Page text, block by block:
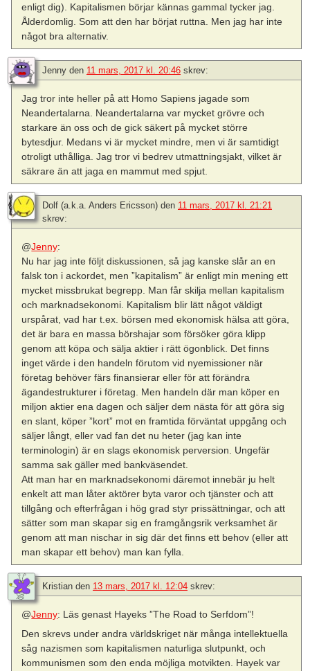
enligt dig). Kapitalismen börjar kännas gammal tycker jag.
Ålderdomlig. Som att den har börjat ruttna. Men jag har inte
något bra alternativ.
Jenny den 11 mars, 2017 kl. 20:46 skrev:
Jag tror inte heller på att Homo Sapiens jagade som
Neandertalarna. Neandertalarna var mycket grövre och
starkare än oss och de gick säkert på mycket större
bytesdjur. Medans vi är mycket mindre, men vi är samtidigt
otroligt uthålliga. Jag tror vi bedrev utmattningsjakt, vilket är
säkrare än att jaga en mammut med spjut.
Dolf (a.k.a. Anders Ericsson) den 11 mars, 2017 kl. 21:21
skrev:
@Jenny:
Nu har jag inte följt diskussionen, så jag kanske slår an en
falsk ton i ackordet, men ”kapitalism” är enligt min mening ett
mycket missbrukat begrepp. Man får skilja mellan kapitalism
och marknadsekonomi. Kapitalism blir lätt något väldigt
urspårat, vad har t.ex. börsen med ekonomisk hälsa att göra,
det är bara en massa börshajar som försöker göra klipp
genom att köpa och sälja aktier i rätt ögonblick. Det finns
inget värde i den handeln förutom vid nyemissioner när
företag behöver färs finansierar eller för att förändra
ägandestrukturer i företag. Men handeln där man köper en
miljon aktier ena dagen och säljer dem nästa för att göra sig
en slant, köper ”kort” mot en framtida förväntat uppgång och
säljer långt, eller vad fan det nu heter (jag kan inte
terminologin) är en slags ekonomisk perversion. Ungefär
samma sak gäller med bankväsendet.
Att man har en marknadsekonomi däremot innebär ju helt
enkelt att man låter aktörer byta varor och tjänster och att
tillgång och efterfrågan i hög grad styr prissättningar, och att
sätter som man skapar sig en framgångsrik verksamhet är
genom att man nischar in sig där det finns ett behov (eller att
man skapar ett behov) man kan fylla.
Kristian den 13 mars, 2017 kl. 12:04 skrev:
@Jenny: Läs genast Hayeks ”The Road to Serfdom”!
Den skrevs under andra världskriget när många intellektuella
såg nazismen som kapitalismen naturliga slutpunkt, och
kommunismen som den enda möjliga motvikten. Hayek var